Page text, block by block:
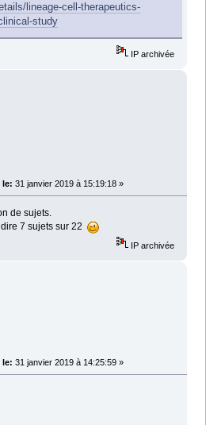
lineage-cell-therapeutics-
study
IP archivée
le: 31 janvier 2019 à 15:19:18 »
de sujets.
dire 7 sujets sur 22
IP archivée
le: 31 janvier 2019 à 14:25:59 »